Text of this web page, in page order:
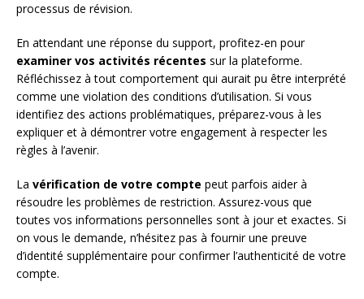
processus de révision.
En attendant une réponse du support, profitez-en pour
examiner vos activités récentes sur la plateforme.
Réfléchissez à tout comportement qui aurait pu être interprété
comme une violation des conditions d’utilisation. Si vous
identifiez des actions problématiques, préparez-vous à les
expliquer et à démontrer votre engagement à respecter les
règles à l’avenir.
La vérification de votre compte peut parfois aider à
résoudre les problèmes de restriction. Assurez-vous que
toutes vos informations personnelles sont à jour et exactes. Si
on vous le demande, n’hésitez pas à fournir une preuve
d’identité supplémentaire pour confirmer l’authenticité de votre
compte.